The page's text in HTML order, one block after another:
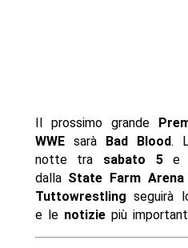
Il prossimo grande
WWEsarà Bad Blood.
notte tra sabato 5e
dalla State Farm Arena
Tuttowrestling seguirà
e le notiziepiù